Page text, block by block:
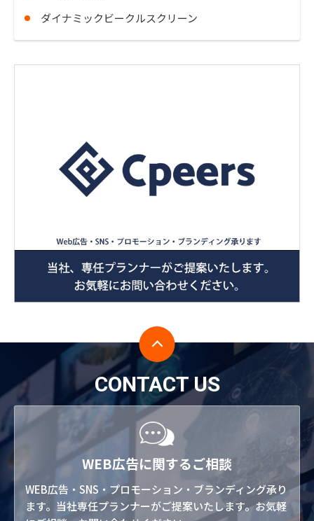
ダイナミックビークルスクリーン
CONTACT US
WEB広告に関するご相談
WEB広告・SNS・プロモーション・ブランディング承り
ます。当社専任プランナーがご提案いたします。お気軽